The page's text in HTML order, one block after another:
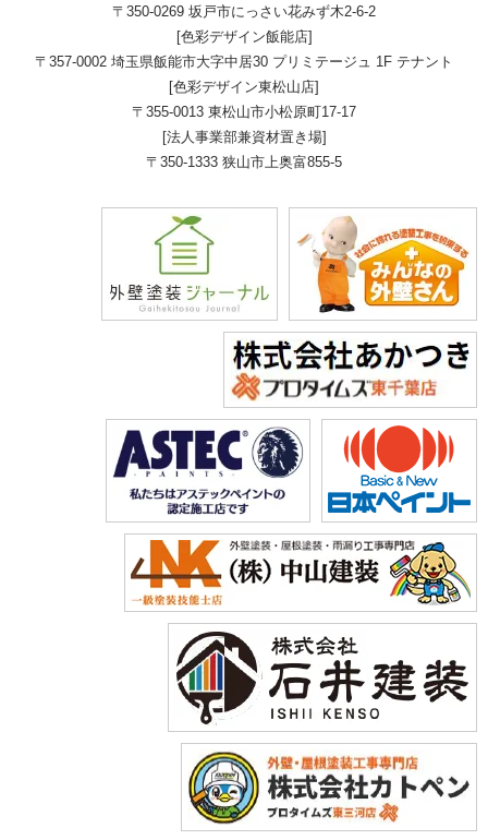
〒350-0269 坂戸市にっさい花みず木2-6-2
[色彩デザイン飯能店]
〒357-0002 埼玉県飯能市大字中居30 プリミテージュ 1F テナント
[色彩デザイン東松山店]
〒355-0013 東松山市小松原町17-17
[法人事業部兼資材置き場]
〒350-1333 狭山市上奥富855-5